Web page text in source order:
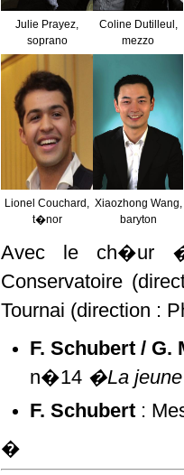
Julie Prayez,
soprano
Coline Dutilleul,
mezzo
Lionel Couchard,
t�nor
Xiaozhong Wang,
baryton
Avec le ch�ur
Conservatoire
Tournai (direction :
F. Schubert / G.
n�14 �La
F. Schubert :
�